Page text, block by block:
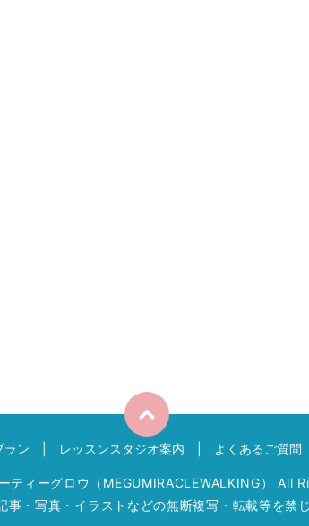
ラン レッスンスタジオ案内 よくあるご質問
ィーグロウ（MEGUMIRACLEWALKING） All
事・写真・イラストなどの無断複写・転載等を禁じ